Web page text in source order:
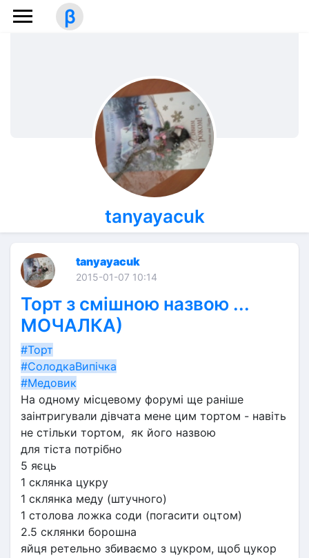
β
tanyayacuk
tanyayacuk
2015-01-07 10:14
Торт з смішною назвою ...
МОЧАЛКА)
#Торт
#СолодкаВипічка
#Медовик
На одному місцевому форумі ще раніше
заінтригували дівчата мене цим тортом - навіть
не стільки тортом,  як його назвою
для тіста потрібно
5 яєць
1 склянка цукру
1 склянка меду (штучного)
1 столова ложка соди (погасити оцтом)
2.5 склянки борошна
яйця ретельно збиваємо з цукром, щоб цукор